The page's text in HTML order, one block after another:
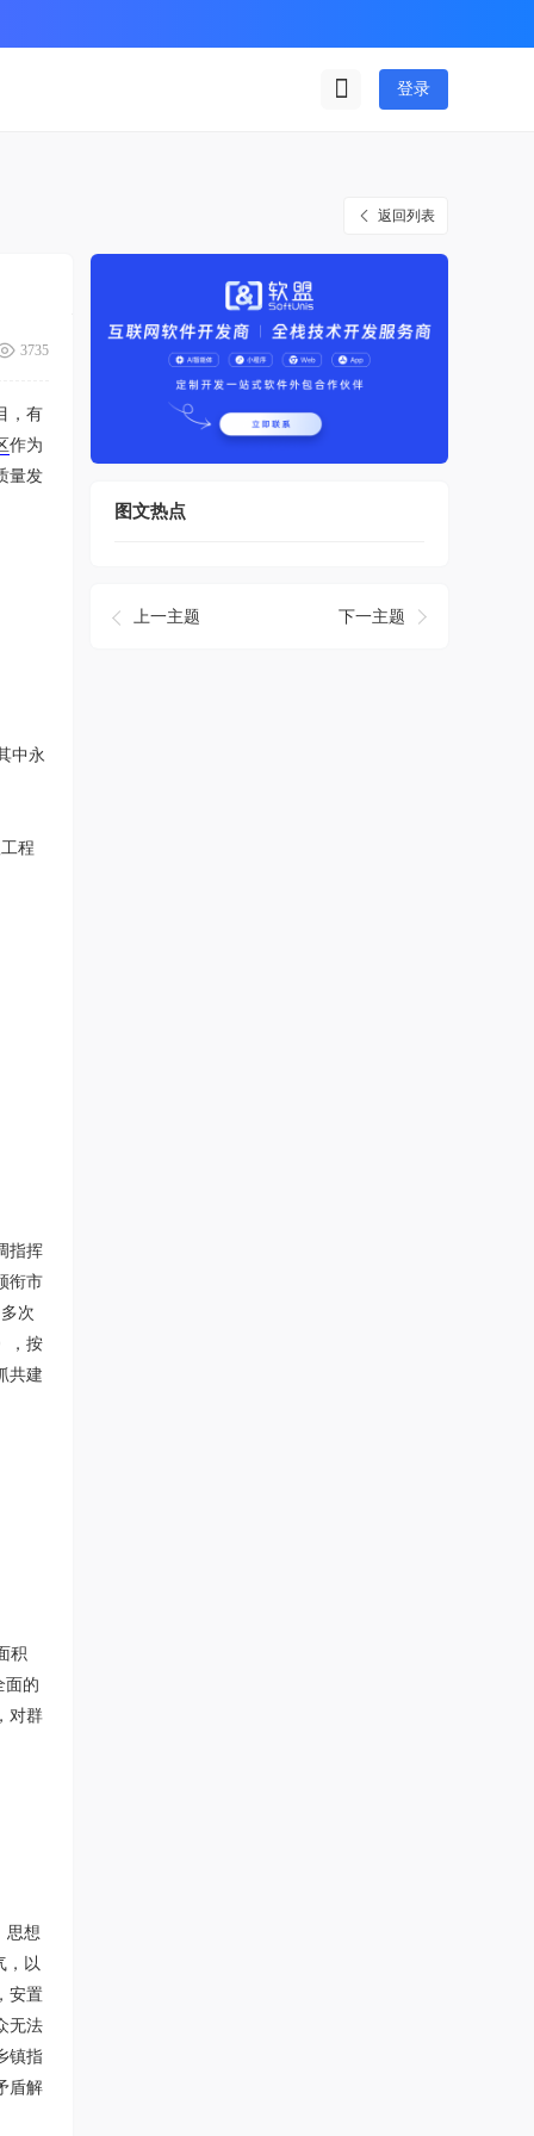
登录
返回列表
3735
，有
作为
量发
中永
程
指挥
衔市
次
，按
共建
积
面的
对群
思想
，以
安置
无法
镇指
盾解
图文热点
上一主题 下一主题